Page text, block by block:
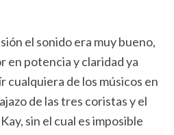
el sonido era muy bueno,
en potencia y claridad ya
cualquiera de los músicos en
de las tres coristas y el
sin el cual es imposible